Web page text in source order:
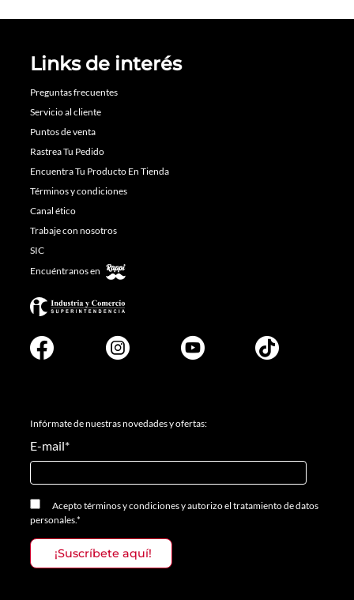
Links de interés
Preguntas frecuentes
Servicio al cliente
Puntos de venta
Rastrea Tu Pedido
Encuentra Tu Producto En Tienda
Términos y condiciones
Canal ético
Trabaje con nosotros
SIC
Encuéntranos en
Infórmate de nuestras novedades y ofertas:
E-mail*
Aceptotérminos y condicionesyautorizo el tratamiento de datos
personales.*